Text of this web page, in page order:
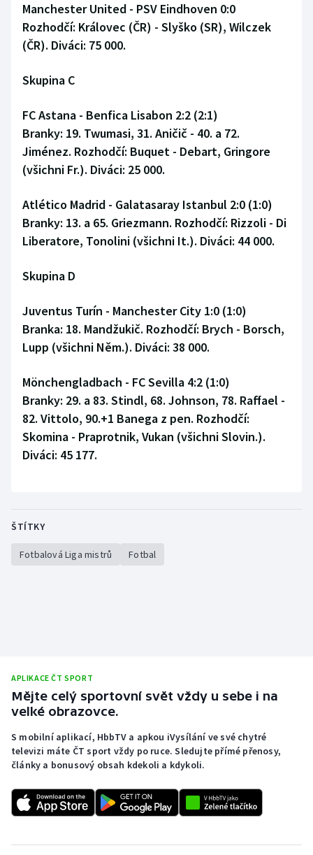
Manchester United - PSV Eindhoven 0:0
Rozhodčí: Královec (ČR) - Slyško (SR), Wilczek
(ČR). Diváci: 75 000.
Skupina C
FC Astana - Benfica Lisabon 2:2 (2:1)
Branky: 19. Twumasi, 31. Aničič - 40. a 72.
Jiménez. Rozhodčí: Buquet - Debart, Gringore
(všichni Fr.). Diváci: 25 000.
Atlético Madrid - Galatasaray Istanbul 2:0 (1:0)
Branky: 13. a 65. Griezmann. Rozhodčí: Rizzoli - Di
Liberatore, Tonolini (všichni It.). Diváci: 44 000.
Skupina D
Juventus Turín - Manchester City 1:0 (1:0)
Branka: 18. Mandžukič. Rozhodčí: Brych - Borsch,
Lupp (všichni Něm.). Diváci: 38 000.
Mönchengladbach - FC Sevilla 4:2 (1:0)
Branky: 29. a 83. Stindl, 68. Johnson, 78. Raffael -
82. Vittolo, 90.+1 Banega z pen. Rozhodčí:
Skomina - Praprotnik, Vukan (všichni Slovin.).
Diváci: 45 177.
ŠTÍTKY
Fotbalová Liga mistrů Fotbal
APLIKACE ČT SPORT
Mějte celý sportovní svět vždy u sebe i na
velké obrazovce.
S mobilní aplikací, HbbTV a apkou iVysílání ve své chytré
televizi máte ČT sport vždy po ruce. Sledujte přímé přenosy,
články a bonusový obsah kdekoli a kdykoli.